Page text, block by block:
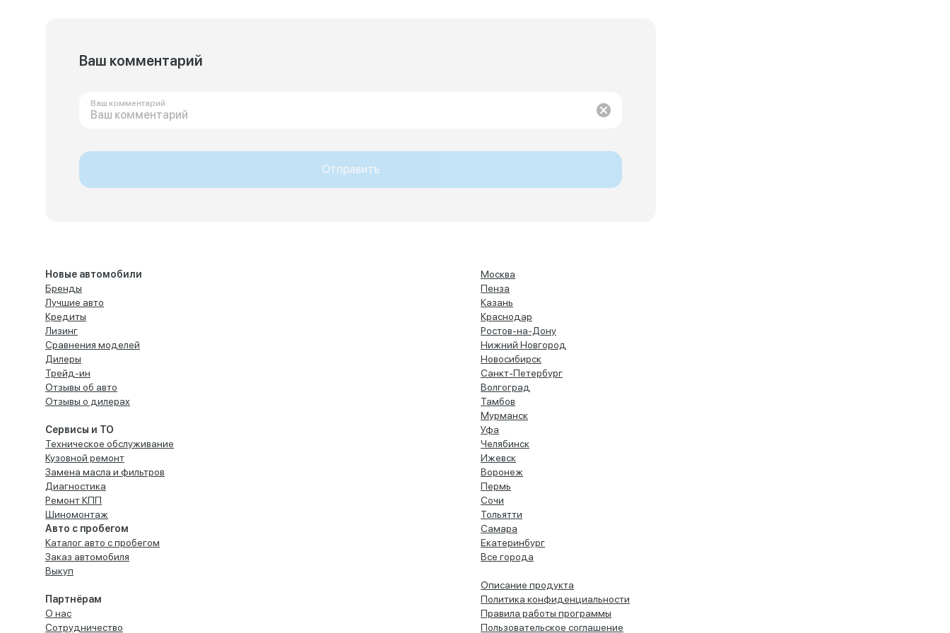
Ваш комментарий
Ваш комментарий
Отправить
Новые автомобили
Бренды
Лучшие авто
Кредиты
Лизинг
Сравнения моделей
Дилеры
Трейд-ин
Отзывы об авто
Отзывы о дилерах
Сервисы и ТО
Техническое обслуживание
Кузовной ремонт
Замена масла и фильтров
Диагностика
Ремонт КПП
Шиномонтаж
Авто с пробегом
Каталог авто с пробегом
Заказ автомобиля
Выкуп
Партнёрам
О нас
Сотрудничество
Москва
Пенза
Казань
Краснодар
Ростов-на-Дону
Нижний Новгород
Новосибирск
Санкт-Петербург
Волгоград
Тамбов
Мурманск
Уфа
Челябинск
Ижевск
Воронеж
Пермь
Сочи
Тольятти
Самара
Екатеринбург
Все города
Описание продукта
Политика конфиденциальности
Правила работы программы
Пользовательское соглашение